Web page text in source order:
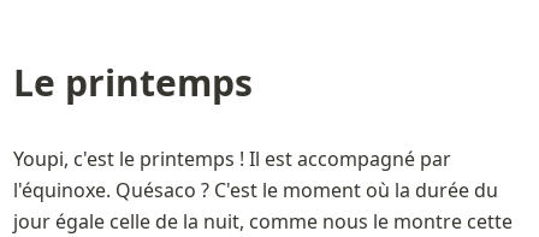
Le printemps
Youpi, c'est le printemps ! Il est accompagné par
l'équinoxe. Quésaco ? C'est le moment où la durée du
jour égale celle de la nuit, comme nous le montre cette